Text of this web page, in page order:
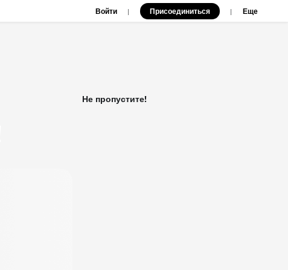
Войти | Присоединиться | Еще
Не пропустите!